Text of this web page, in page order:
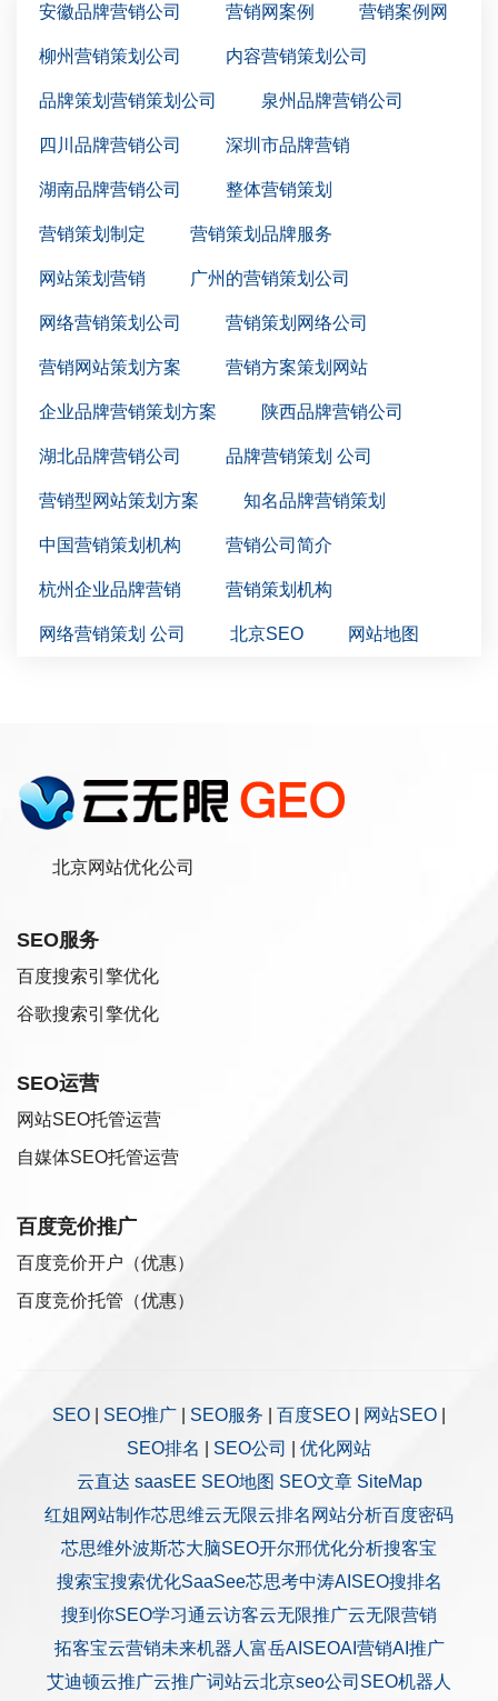
安徽品牌营销公司 营销网案例 营销案例网
柳州营销策划公司 内容营销策划公司
品牌策划营销策划公司 泉州品牌营销公司
四川品牌营销公司 深圳市品牌营销
湖南品牌营销公司 整体营销策划
营销策划制定 营销策划品牌服务
网站策划营销 广州的营销策划公司
网络营销策划公司 营销策划网络公司
营销网站策划方案 营销方案策划网站
企业品牌营销策划方案 陕西品牌营销公司
湖北品牌营销公司 品牌营销策划 公司
营销型网站策划方案 知名品牌营销策划
中国营销策划机构 营销公司简介
杭州企业品牌营销 营销策划机构
网络营销策划 公司 北京SEO 网站地图
北京网站优化公司
SEO服务
百度搜索引擎优化
谷歌搜索引擎优化
SEO运营
网站SEO托管运营
自媒体SEO托管运营
百度竞价推广
百度竞价开户（优惠）
百度竞价托管（优惠）
SEO SEO推广 SEO服务 百度SEO 网站SEO
SEO排名
SEO公司
优化网站
云直达 saasEE SEO地图 SEO文章 SiteMap
红姐网站制作芯思维云无限云排名 网站分析百度密码
芯思维外波斯芯大脑SEO开尔邢优化分析搜客宝
搜索宝搜索优化SaaSee芯思考中涛AISEO搜排名
搜到你SEO学习通云访客云无限推广云无限营销
拓客宝云营销未来机器人 富岳AISEOAI营销AI推广
艾迪顿云推广云推广词站云北京seo公司 SEO机器人